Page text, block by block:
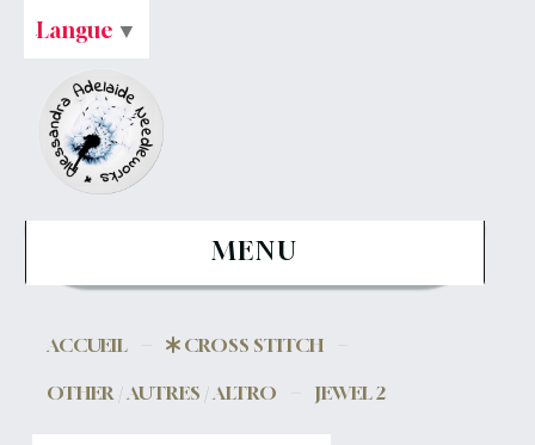
MENU
ACCUEIL
CROSS STITCH
OTHER / AUTRES / ALTRO
JEWEL 2
Langue ▼